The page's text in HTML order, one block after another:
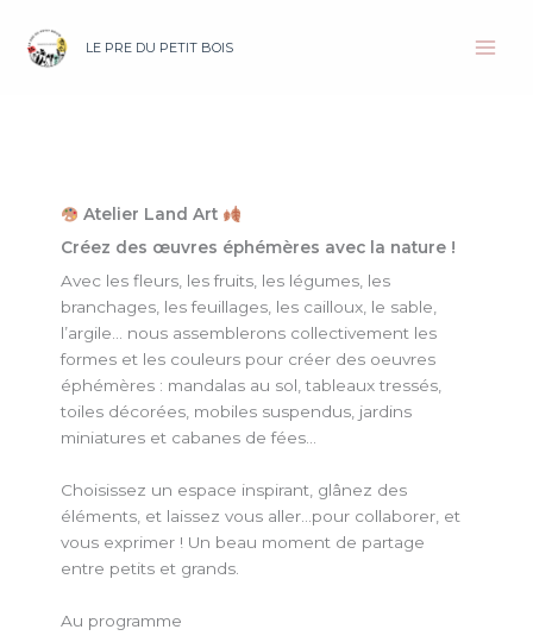
contenu
LE PRE DU PETIT BOIS
Atelier Land Art
Créez des œuvres éphémères avec la nature !
Avec les fleurs, les fruits, les légumes, les
branchages, les feuillages, les cailloux, le sable,
l’argile… nous assemblerons collectivement les
formes et les couleurs pour créer des oeuvres
éphémères : mandalas au sol, tableaux tressés,
toiles décorées, mobiles suspendus, jardins
miniatures et cabanes de fées…
Choisissez un espace inspirant, glânez des
éléments, et laissez vous aller…pour collaborer, et
vous exprimer ! Un beau moment de partage
entre petits et grands.
Au programme